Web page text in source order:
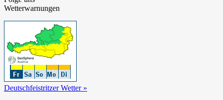
Wetterwarnungen
Deutschfeistritzer Wetter »